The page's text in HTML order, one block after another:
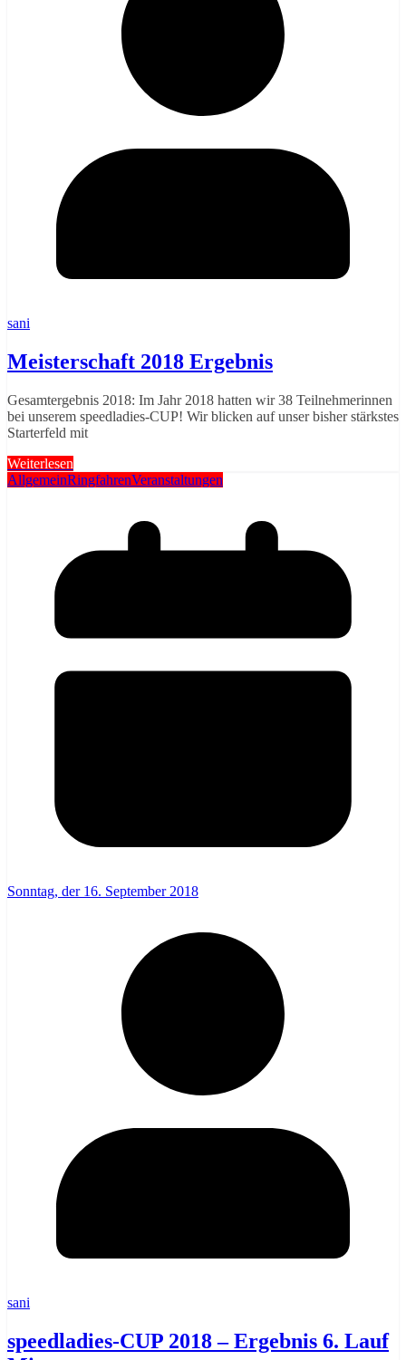
sani
Meisterschaft 2018 Ergebnis
Gesamtergebnis 2018: Im Jahr 2018 hatten wir 38 Teilnehmerinnen
bei unserem speedladies-CUP! Wir blicken auf unser bisher stärkstes
Starterfeld mit
Weiterlesen
AllgemeinRingfahrenVeranstaltungen
Sonntag, der 16. September 2018
sani
speedladies-CUP 2018 – Ergebnis 6. Lauf